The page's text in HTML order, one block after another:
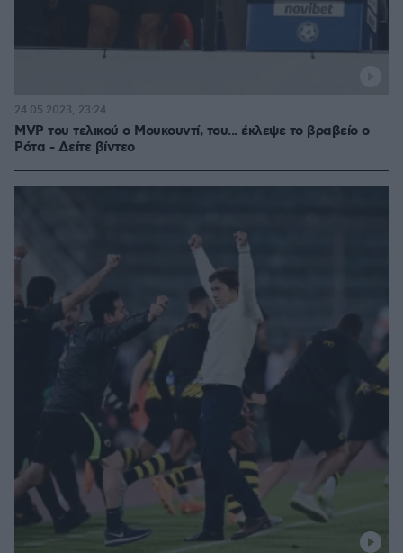
MVP του τελικού ο Μουκουντί, του... έκλεψε το βραβείο ο
Ρότα - Δείτε βίντεο
24.05.2023, 23:24